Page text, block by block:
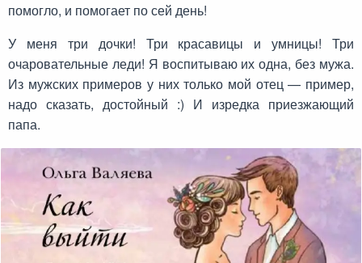
помогло, и помогает по сей день!
У меня три дочки! Три красавицы и умницы! Три
очаровательные леди! Я воспитываю их одна, без мужа.
Из мужских примеров у них только мой отец — пример,
надо сказать, достойный :) И изредка приезжающий
папа.